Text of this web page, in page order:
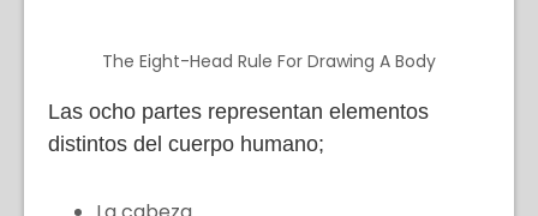
The Eight-Head Rule For Drawing A Body
Las ocho partes representan elementos
distintos del cuerpo humano;